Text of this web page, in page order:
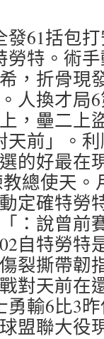
發61括包
勞特。術
，折骨現
人換才局
，壘二上
天前」。
的好最在
教總使天
定確特勞
：說曾前
自特勞特
裂撕帶韌
對天前在
勇輸6比3
盟聯大役